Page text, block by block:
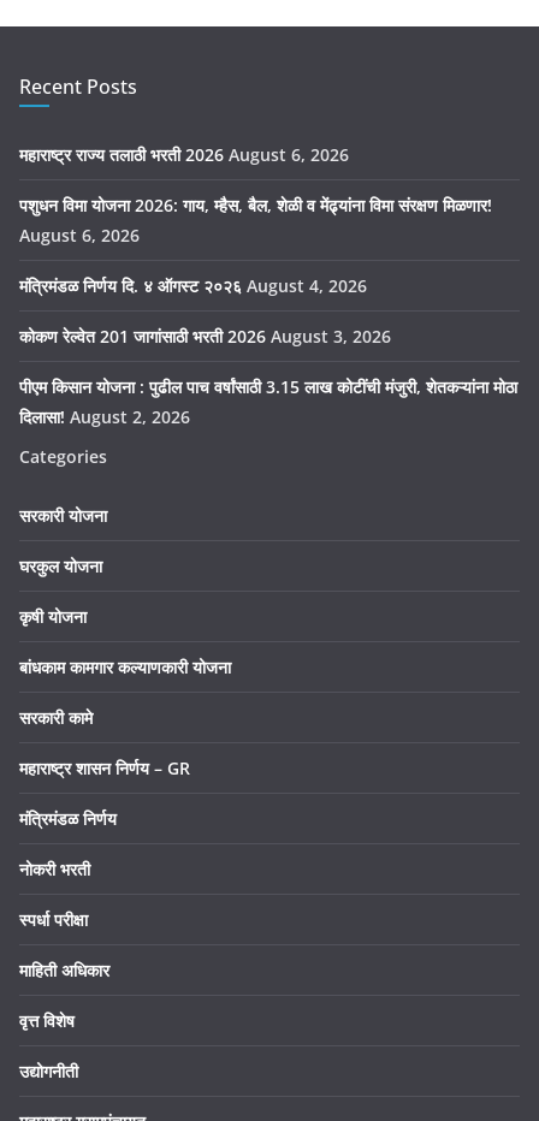
Recent Posts
महाराष्ट्र राज्य तलाठी भरती 2026 August 6, 2026
पशुधन विमा योजना 2026: गाय, म्हैस, बैल, शेळी व मेंढ्यांना विमा संरक्षण मिळणार!
August 6, 2026
मंत्रिमंडळ निर्णय दि. ४ ऑगस्ट २०२६ August 4, 2026
कोकण रेल्वेत 201 जागांसाठी भरती 2026 August 3, 2026
पीएम किसान योजना : पुढील पाच वर्षांसाठी 3.15 लाख कोटींची मंजुरी, शेतकऱ्यांना मोठा
दिलासा! August 2, 2026
Categories
सरकारी योजना
घरकुल योजना
कृषी योजना
बांधकाम कामगार कल्याणकारी योजना
सरकारी कामे
महाराष्ट्र शासन निर्णय – GR
मंत्रिमंडळ निर्णय
नोकरी भरती
स्पर्धा परीक्षा
माहिती अधिकार
वृत्त विशेष
उद्योगनीती